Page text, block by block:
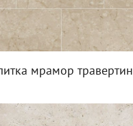
мрамор травертин